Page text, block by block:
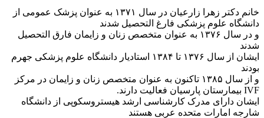
خانم دکتر زهرا زارعیان در سال ۱۳۷۱ به عنوان پزشک عمومی از
دانشگاه علوم پزشکی فارغ التحصیل شدند
و در سال ۱۳۷۶ به عنوان متخصص زنان و زایمان فارق التحصیل
شدند
ایشان از سال ۱۳۷۶ تا ۱۳۸۴ استادیار دانشگاه علوم پزشکی جهرم
بودند
و از سال ۱۳۸۵ تاکنون به عنوان متخصص زنان و زایمان در مرکز
IVF بیمارستان پارسیان فعالیت دارند.
ایشان دارای مدرک کارشناسی ارشد هیستروسکوپی از دانشگاه
شارجه امارات متحده عربی هستند